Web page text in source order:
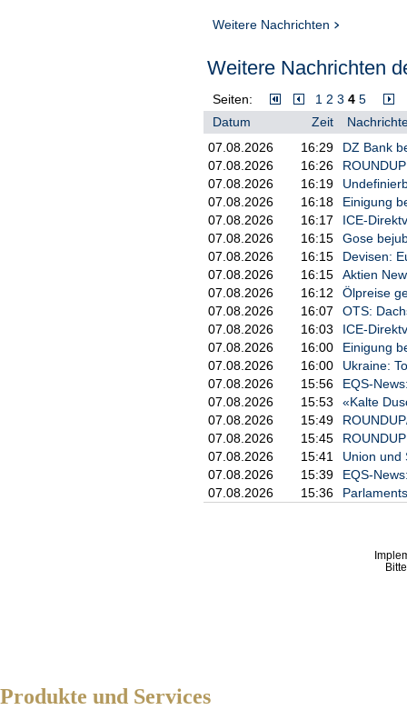
Weitere Nachrichten
Weitere Nachrichten
Seiten: 1 2 3 4 5
Datum
Zeit
07.08.2026
16:29
DZ Bank
07.08.2026
16:26
07.08.2026
16:19
07.08.2026
16:18
Einigung
07.08.2026
16:17
ICE-
07.08.2026
16:15
Gose
07.08.2026
16:15
Devisen:
07.08.2026
16:15
Aktien
07.08.2026
16:12
Ölpreise
07.08.2026
16:07
OTS:
07.08.2026
16:03
ICE-
07.08.2026
16:00
Einigung
07.08.2026
16:00
Ukraine:
07.08.2026
15:56
EQS-
07.08.2026
15:53
«Kalte
07.08.2026
15:49
07.08.2026
15:45
07.08.2026
15:41
Union und
07.08.2026
15:39
EQS-
07.08.2026
15:36
Produkte und Services